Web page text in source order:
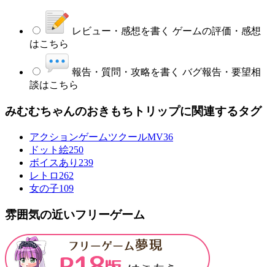
レビュー・感想を書く ゲームの評価・感想
はこちら
報告・質問・攻略を書く バグ報告・要望相
談はこちら
みむむちゃんのおきもちトリップに関連するタグ
アクションゲームツクールMV36
ドット絵250
ボイスあり 239
レトロ 262
女の子109
雰囲気の近いフリーゲーム